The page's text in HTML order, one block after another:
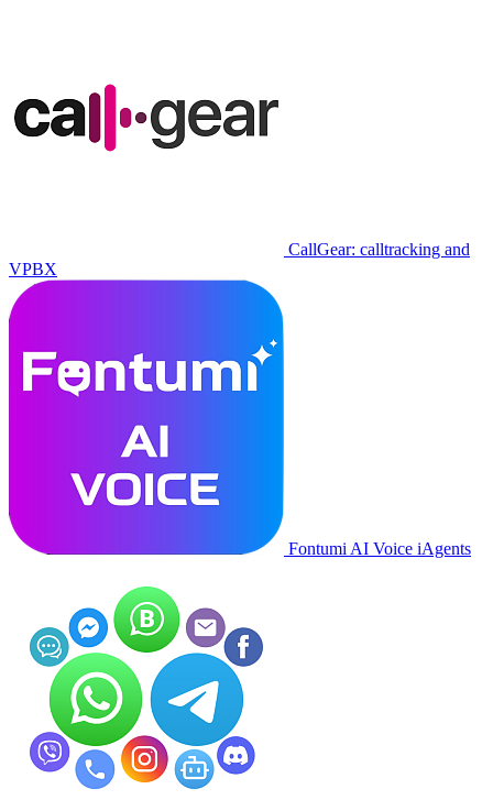
CallGear: calltracking and
VPBX
Fontumi AI Voice iAgents